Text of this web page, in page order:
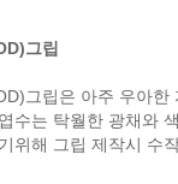
그립
그립은 아주 우아한
수는 탁월한 광채와
위해 그립 제작시 수